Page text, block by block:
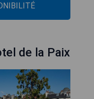
de la Paix